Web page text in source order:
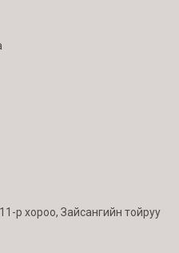
р хороо, Зайсангийн тойруу